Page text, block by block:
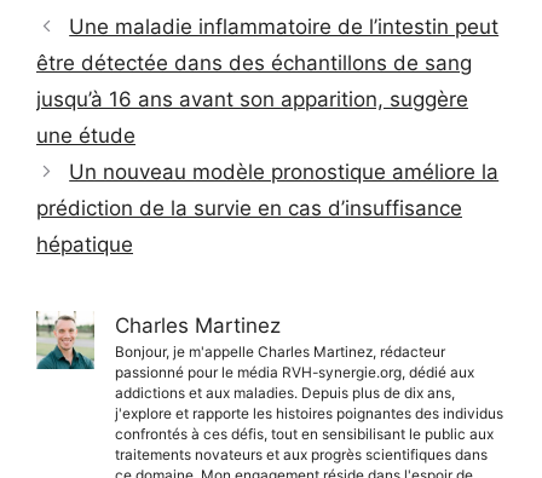
Une maladie inflammatoire de l’intestin peut
être détectée dans des échantillons de sang
jusqu’à 16 ans avant son apparition, suggère
une étude
Un nouveau modèle pronostique améliore la
prédiction de la survie en cas d’insuffisance
hépatique
Charles Martinez
Bonjour, je m'appelle Charles Martinez, rédacteur
passionné pour le média RVH-synergie.org, dédié aux
addictions et aux maladies. Depuis plus de dix ans,
j'explore et rapporte les histoires poignantes des individus
confrontés à ces défis, tout en sensibilisant le public aux
traitements novateurs et aux progrès scientifiques dans